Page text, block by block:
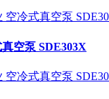
空泵 SDE303X